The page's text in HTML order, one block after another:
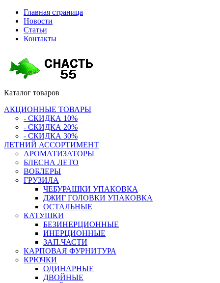
Главная страница
Новости
Статьи
Контакты
Каталог товаров
АКЦИОННЫЕ ТОВАРЫ
- СКИДКА 10%
- СКИДКА 20%
- СКИДКА 30%
ЛЕТНИЙ АССОРТИМЕНТ
АРОМАТИЗАТОРЫ
БЛЕСНА ЛЕТО
ВОБЛЕРЫ
ГРУЗИЛА
ЧЕБУРАШКИ УПАКОВКА
ДЖИГ ГОЛОВКИ УПАКОВКА
ОСТАЛЬНЫЕ
КАТУШКИ
БЕЗИНЕРЦИОННЫЕ
ИНЕРЦИОННЫЕ
ЗАП.ЧАСТИ
КАРПОВАЯ ФУРНИТУРА
КРЮЧКИ
ОДИНАРНЫЕ
ДВОЙНЫЕ